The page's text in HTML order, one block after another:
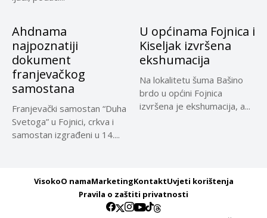
Ahdnama
najpoznatiji
dokument
franjevačkog
samostana
Franjevački samostan “Duha
Svetoga” u Fojnici, crkva i
samostan izgrađeni u 14....
U općinama Fojnica i
Kiseljak izvršena
ekshumacija
Na lokalitetu šuma Bašino
brdo u općini Fojnica
izvršena je ekshumacija, a...
VisokoO namaMarketingKontaktUvjeti korištenja
Pravila o zaštiti privatnosti